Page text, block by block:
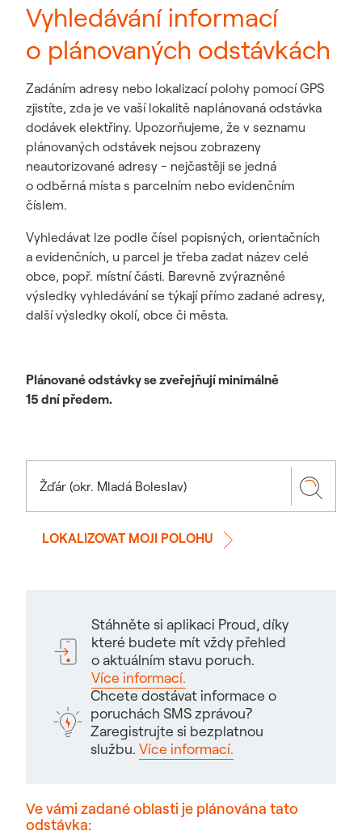
Vyhledávání informací
o plánovaných odstávkách
Zadáním adresy nebo lokalizací polohy pomocí GPS
zjistíte, zda je ve vaší lokalitě naplánovaná odstávka
dodávek elektřiny. Upozorňujeme, že v seznamu
plánovaných odstávek nejsou zobrazeny
neautorizované adresy - nejčastěji se jedná
o odběrná místa s parcelním nebo evidenčním
číslem.
Vyhledávat lze podle čísel popisných, orientačních
a evidenčních, u parcel je třeba zadat název celé
obce, popř. místní části. Barevně zvýrazněné
výsledky vyhledávání se týkají přímo zadané adresy,
další výsledky okolí, obce či města.
Plánované odstávky se zveřejňují minimálně
15 dní předem.
LOKALIZOVAT MOJI POLOHU
Stáhněte si aplikaci Proud, díky
které budete mít vždy přehled
o aktuálním stavu poruch.
Více informací.
Chcete dostávat informace o
poruchách SMS zprávou?
Zaregistrujte si bezplatnou
službu. Více informací.
Ve vámi zadané oblasti je plánována tato
odstávka: